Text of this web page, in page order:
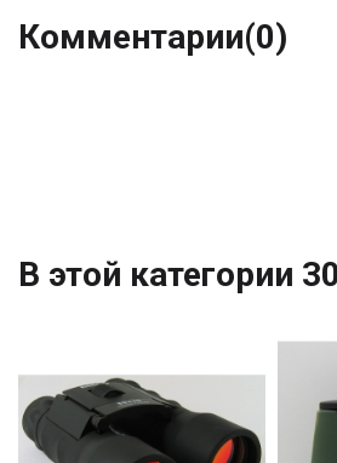
Комментарии(0)
В этой категории